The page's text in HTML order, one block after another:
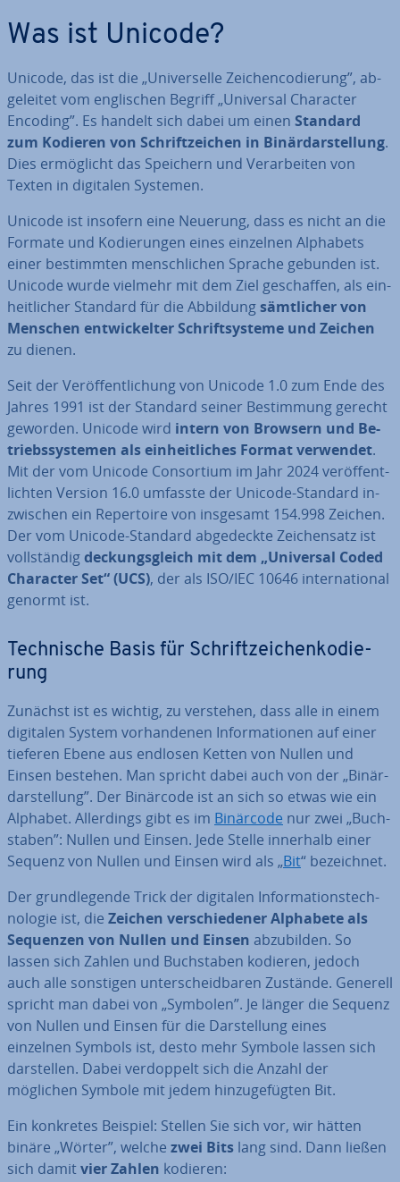
Was ist Unicode?
Unicode, das ist die „Uni­ver­sel­le Zei­chen­co­die­rung”, ab­
ge­lei­tet vom eng­li­schen Begriff „Universal Character
Encoding”. Es handelt sich dabei um einen Standard
zum Kodieren von Schrift­zei­chen in Bi­när­dar­stel­lung.
Dies er­mög­licht das Speichern und Ver­ar­bei­ten von
Texten in digitalen Systemen.
Unicode ist insofern eine Neuerung, dass es nicht an die
Formate und Ko­die­run­gen eines einzelnen Alphabets
einer be­stimm­ten mensch­li­chen Sprache gebunden ist.
Unicode wurde vielmehr mit dem Ziel ge­schaf­fen, als ein­
heit­li­cher Standard für die Abbildungsämt­li­cher von
Menschen ent­wi­ckel­ter Schrift­sys­te­me und Zeichen
zu dienen.
Seit der Ver­öf­fent­li­chung von Unicode 1.0 zum Ende des
Jahres 1991 ist der Standard seiner Be­stim­mung gerecht
geworden. Unicode wird intern von Browsern und Be­
triebs­sys­te­men als ein­heit­li­ches Format verwendet.
Mit der vom Unicode Con­sor­ti­um im Jahr 2024 ver­öf­fent­
lich­ten Version 16.0 umfasste der Unicode-Standard in­
zwi­schen ein Re­per­toire von insgesamt 154.998 Zeichen.
Der vom Unicode-Standard ab­ge­deck­te Zei­chen­satz ist
voll­stän­digde­ckungs­gleich mit dem „Universal Coded
Character Set“ (UCS), der als ISO/IEC 10646 in­ter­na­tio­nal
genormt ist.
Tech­ni­sche Basis für Schrift­zei­chen­ko­die­
rung
Zunächst ist es wichtig, zu verstehen, dass alle in einem
digitalen System vor­han­de­nen In­for­ma­tio­nen auf einer
tieferen Ebene aus endlosen Ketten von Nullen und
Einsen bestehen. Man spricht dabei auch von der „Bi­när­
dar­stel­lung”. Der Binärcode ist an sich so etwas wie ein
Alphabet. Al­ler­dings gibt es im Binärcode nur zwei „Buch­
sta­ben”: Nullen und Einsen. Jede Stelle innerhalb einer
Sequenz von Nullen und Einsen wird als „Bit“ be­zeich­net.
Der grund­le­gen­de Trick der digitalen In­for­ma­ti­ons­tech­
no­lo­gie ist, die Zeichen ver­schie­de­ner Alphabete als
Sequenzen von Nullen und Einsen ab­zu­bil­den. So
lassen sich Zahlen und Buch­sta­ben kodieren, jedoch
auch alle sonstigen un­ter­scheid­ba­ren Zustände. Generell
spricht man dabei von „Symbolen”. Je länger die Sequenz
von Nullen und Einsen für die Dar­stel­lung eines
einzelnen Symbols ist, desto mehr Symbole lassen sich
dar­stel­len. Dabei ver­dop­pelt sich die Anzahl der
möglichen Symbole mit jedem hin­zu­ge­füg­ten Bit.
Ein konkretes Beispiel: Stellen Sie sich vor, wir hätten
binäre „Wörter”, welche zwei Bits lang sind. Dann ließen
sich damitvier Zahlen kodieren: